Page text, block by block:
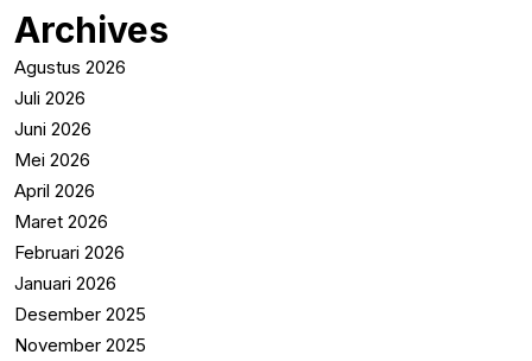
Archives
Agustus 2026
Juli 2026
Juni 2026
Mei 2026
April 2026
Maret 2026
Februari 2026
Januari 2026
Desember 2025
November 2025